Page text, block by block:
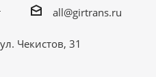
all@girtrans.ru
Чекистов, 31